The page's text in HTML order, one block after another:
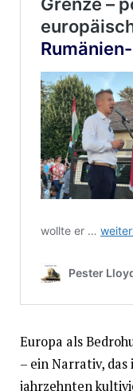
Europa als
– ein Narrativ,
jahrzehnten